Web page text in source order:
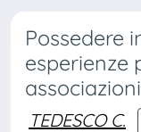
Possedere
esperienze
associazioni
TEDESCO C.